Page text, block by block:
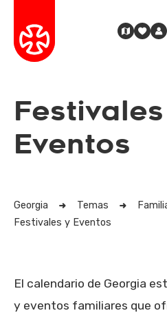
Eventos
Georgia Temas
Festivales y Eventos
El calendario de Georgia
y eventos familiares que